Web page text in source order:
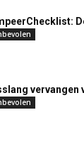
vervangen